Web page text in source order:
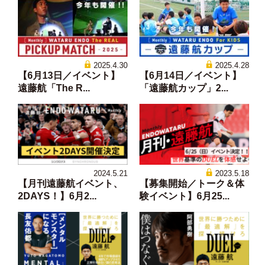
2025.4.30
【6月13日／イベント】
遠藤航「The R...
2025.4.28
【6月14日／イベント】
「遠藤航カップ」2...
2024.5.21
【月刊遠藤航イベント、
2DAYS！】6月2...
2023.5.18
【募集開始／トーク＆体
験イベント】6月25...